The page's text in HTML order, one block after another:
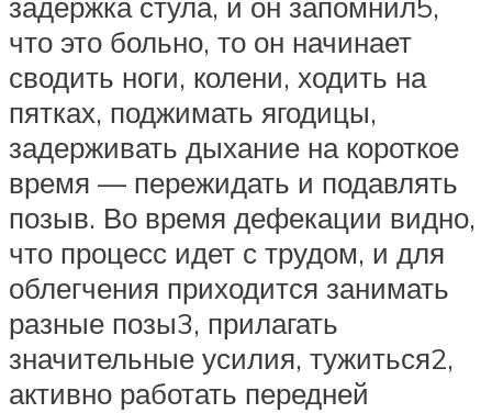
что это больно, то он начинает
сводить ноги, колени, ходить на
пятках, поджимать ягодицы,
задерживать дыхание на короткое
время — пережидать и подавлять
позыв. Во время дефекации видно,
что процесс идет с трудом, и для
облегчения приходится занимать
разные позы3, прилагать
значительные усилия, тужиться2,
активно работать передней